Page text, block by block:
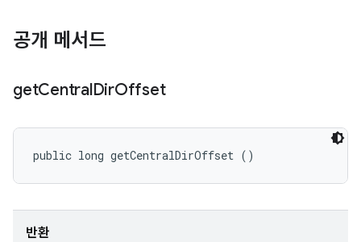
공개 메서드
getCentralDirOffset
public long getCentralDirOffset ()
반환